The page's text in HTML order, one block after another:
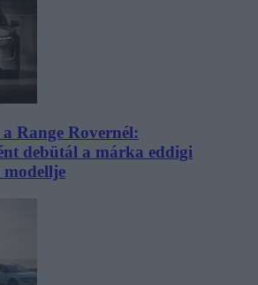
Range Rovernél:
debütál a márka eddigi
modellje